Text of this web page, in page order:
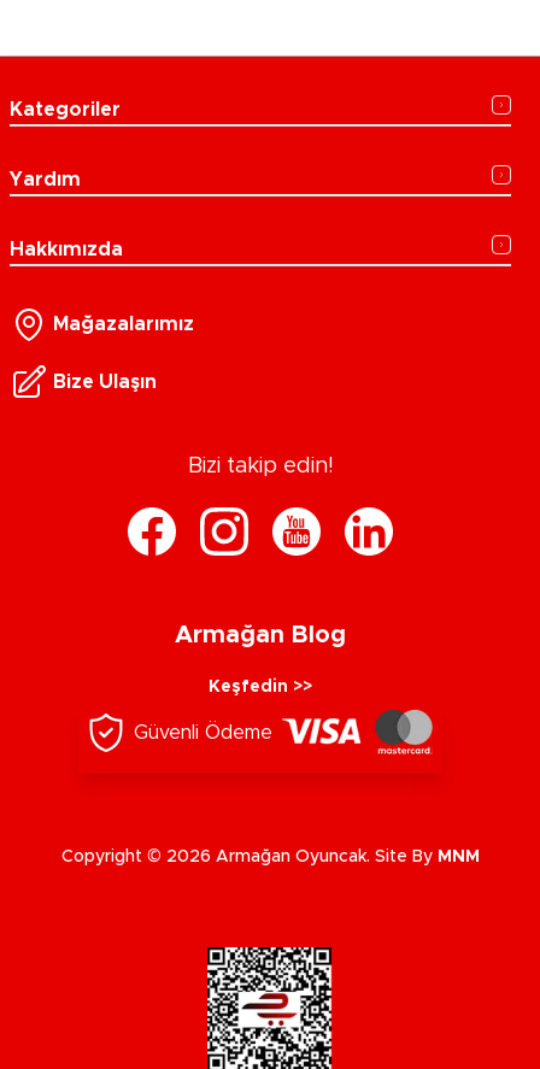
Kategoriler
Yardım
Hakkımızda
Mağazalarımız
Bize Ulaşın
Bizi takip edin!
Armağan Blog
Keşfedin >>
Güvenli Ödeme
Copyright © 2026 Armağan Oyuncak. Site By MNM